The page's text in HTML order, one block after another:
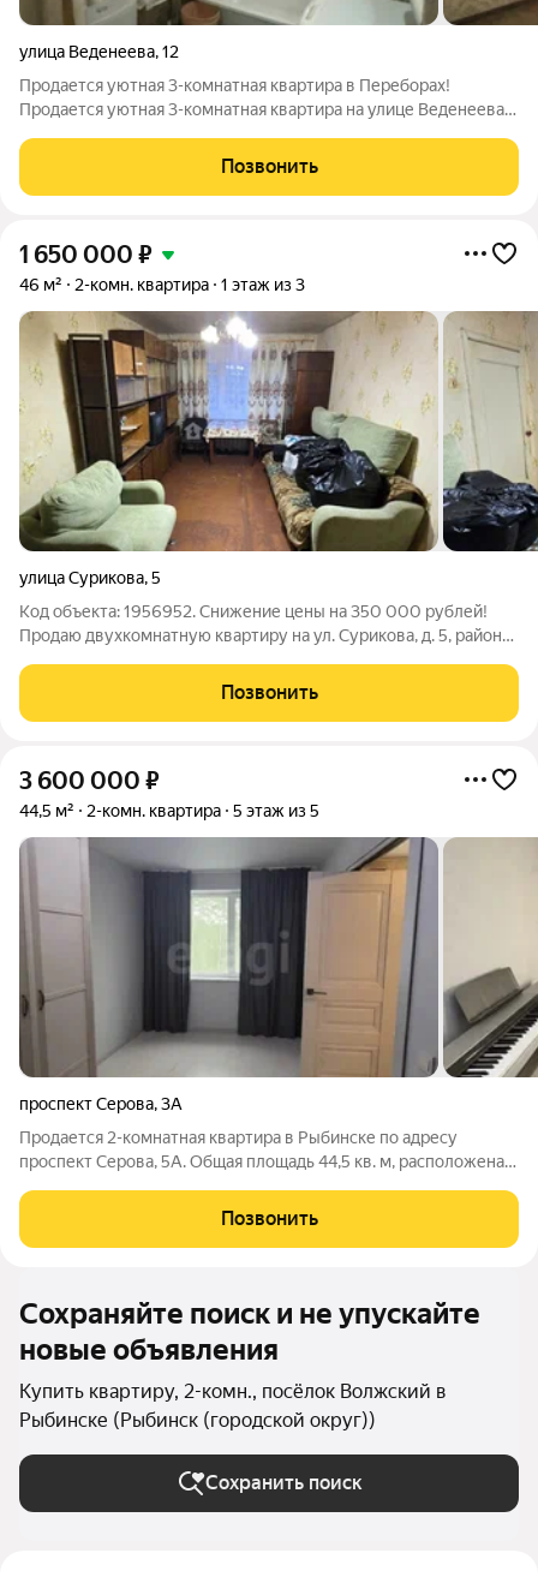
улица Веденеева,12
Продается уютная 3-комнатная квартира в Переборах!
Продается уютная 3-комнатная квартира на улице Веденеева,
Квартира расположена на 3-м этаже 4-этажного дома.
Компактная кухня площадью 6 кв.
Позвонить
1 650 000 ₽
46 м² 2-комн. квартира 1 этаж из 3
улица Сурикова,5
Код объекта: 1956952. Снижение цены на 350 000 рублей!
Продаю двухкомнатную квартиру на ул. Сурикова, д. 5, район
дом - 1 этаж (всего 3) - общая площадь 46 кв м - жилая 31 кв м -
кухня 6 кв м
Позвонить
3 600 000 ₽
44,5 м² 2-комн. квартира 5 этаж из 5
проспект Серова,3А
Продается 2-комнатная квартира в Рыбинске по адресу
проспект Серова, 5А. Общая площадь 44,5 кв. м, расположена
для тех, кто ищет комфортное жилье в тихом районе. В
квартире есть косметический
Позвонить
Сохраняйте поиск и не упускайте
новые объявления
Купить квартиру, 2-комн., посёлок Волжский в
Рыбинске (Рыбинск (городской округ))
Сохранить поиск